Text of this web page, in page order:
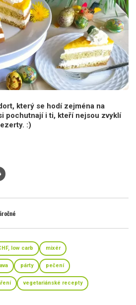
který se hodí zejména na
pochutnají i ti, kteří nejsou zvyklí
:)
low carb mixér
párty pečení
vegetariánské recepty